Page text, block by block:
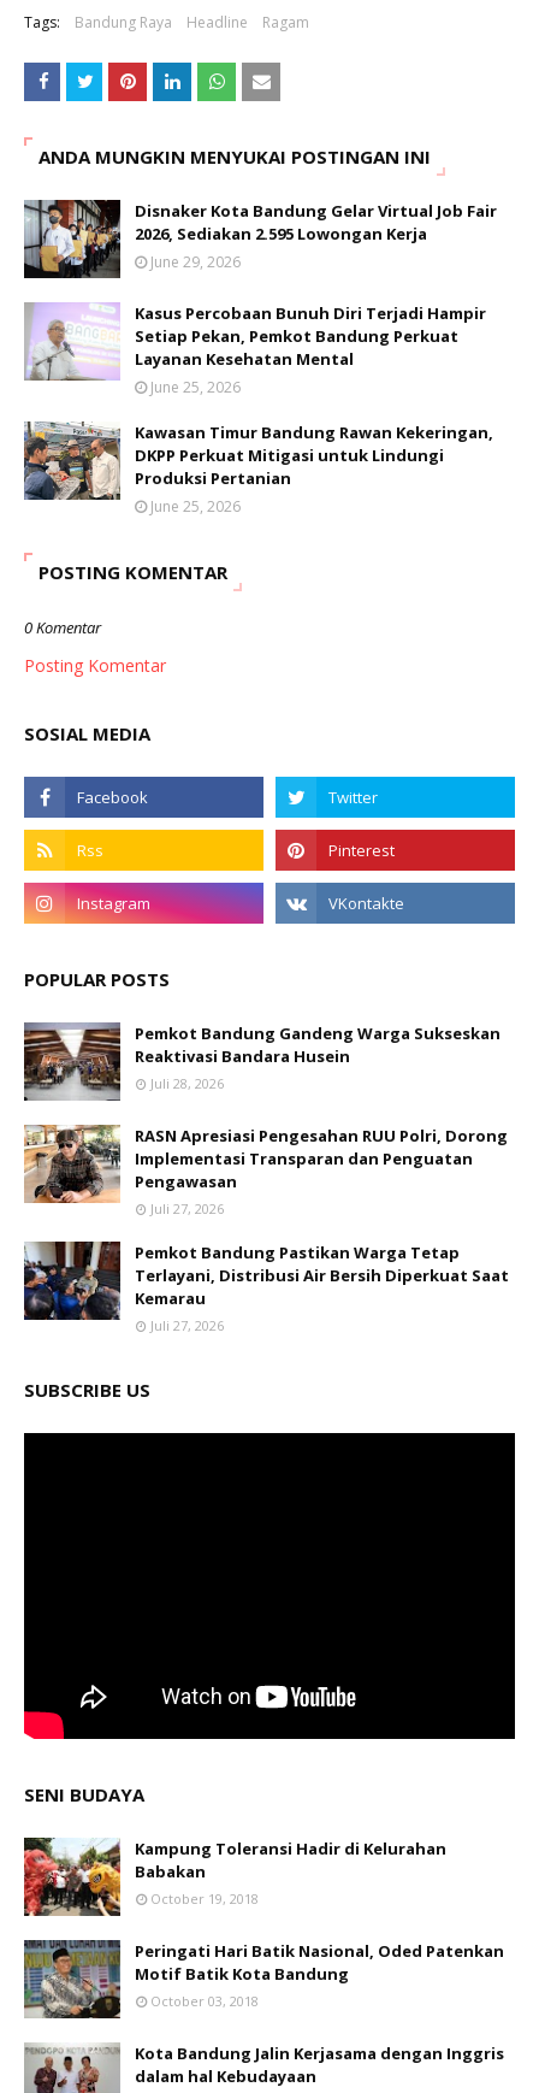
Tags: Bandung Raya Headline Ragam
ANDA MUNGKIN MENYUKAI POSTINGAN INI
Disnaker Kota Bandung Gelar Virtual Job Fair
2026, Sediakan 2.595 Lowongan Kerja
June 29, 2026
Kasus Percobaan Bunuh Diri Terjadi Hampir
Setiap Pekan, Pemkot Bandung Perkuat
Layanan Kesehatan Mental
June 25, 2026
Kawasan Timur Bandung Rawan Kekeringan,
DKPP Perkuat Mitigasi untuk Lindungi
Produksi Pertanian
June 25, 2026
POSTING KOMENTAR
0 Komentar
Posting Komentar
SOSIAL MEDIA
POPULAR POSTS
Pemkot Bandung Gandeng Warga Sukseskan
Reaktivasi Bandara Husein
Juli 28, 2026
RASN Apresiasi Pengesahan RUU Polri, Dorong
Implementasi Transparan dan Penguatan
Pengawasan
Juli 27, 2026
Pemkot Bandung Pastikan Warga Tetap
Terlayani, Distribusi Air Bersih Diperkuat Saat
Kemarau
Juli 27, 2026
SUBSCRIBE US
SENI BUDAYA
Kampung Toleransi Hadir di Kelurahan
Babakan
October 19, 2018
Peringati Hari Batik Nasional, Oded Patenkan
Motif Batik Kota Bandung
October 03, 2018
Kota Bandung Jalin Kerjasama dengan Inggris
dalam hal Kebudayaan